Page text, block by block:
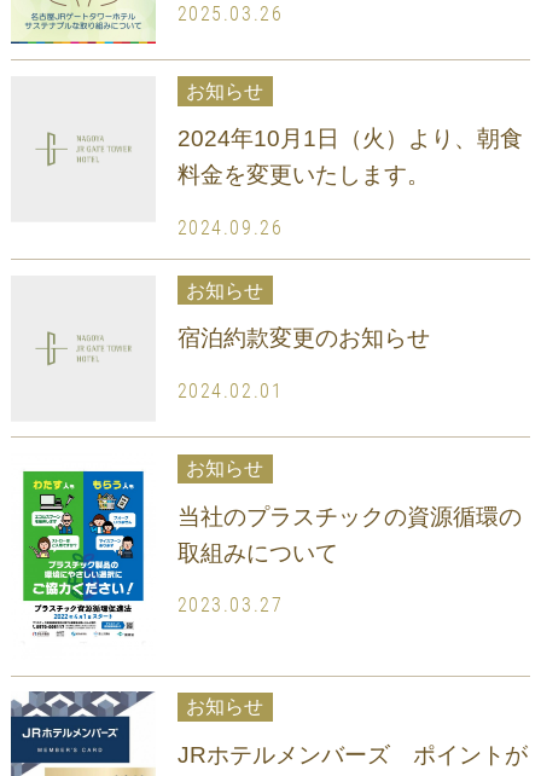
2025.03.26
お知らせ
2024年10月1日（火）より、朝食
料金を変更いたします。
2024.09.26
お知らせ
宿泊約款変更のお知らせ
2024.02.01
お知らせ
当社のプラスチックの資源循環の
取組みについて
2023.03.27
お知らせ
JRホテルメンバーズ ポイントが